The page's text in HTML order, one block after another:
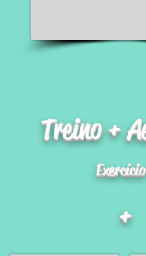
Treino +
+